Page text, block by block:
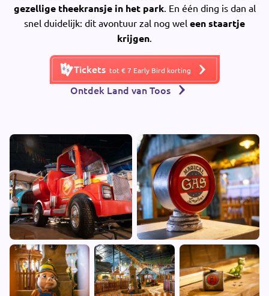
gezellige theekransje in het park. En één ding is dan al
snel duidelijk: dit avontuur zal nog wel een staartje
krijgen.
Tickets tot € 7 Early Bird korting
Ontdek Land van Toos